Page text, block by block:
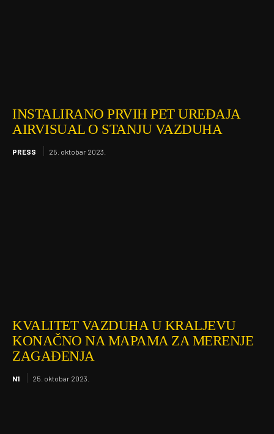
INSTALIRANO PRVIH PET UREĐAJA
AIRVISUAL O STANJU VAZDUHA
PRESS 25. oktobar 2023.
KVALITET VAZDUHA U KRALJEVU
KONAČNO NA MAPAMA ZA MERENJE
ZAGAĐENJA
N1 25. oktobar 2023.